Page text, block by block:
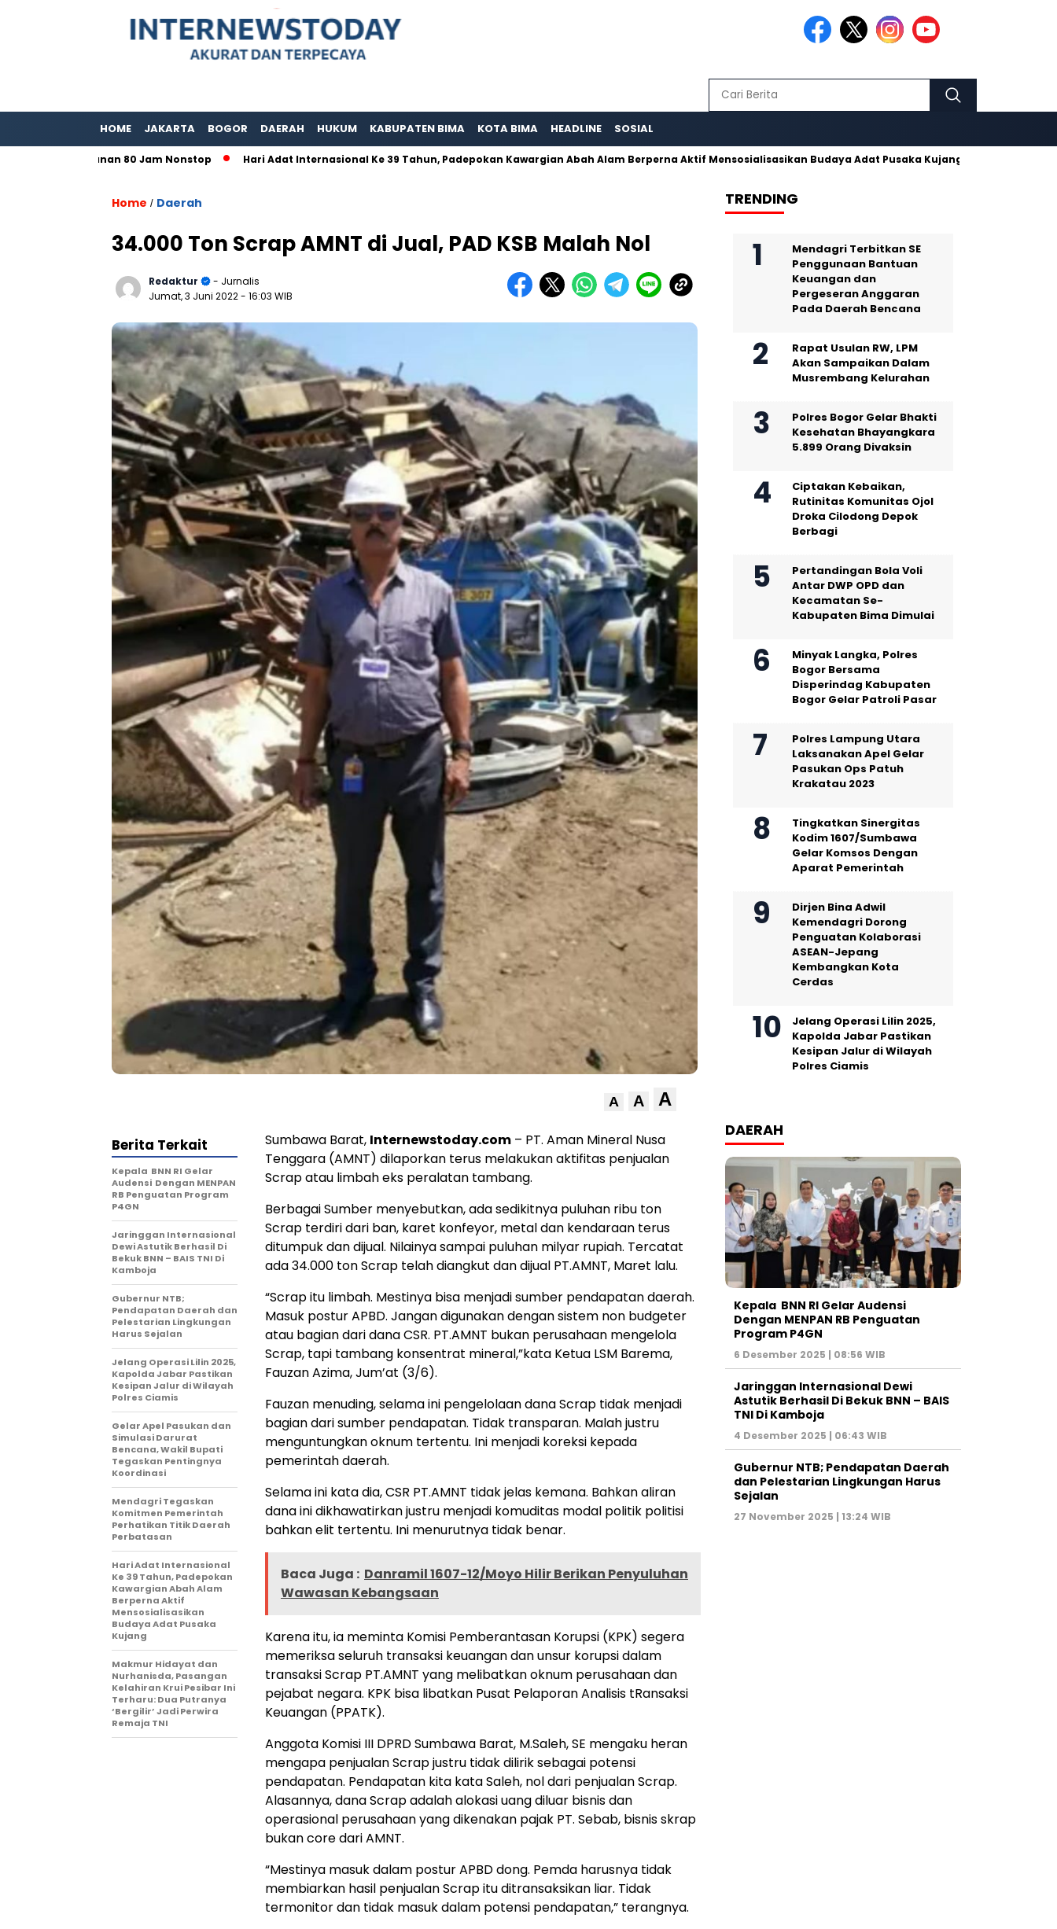
HOME JAKARTA BOGOR DAERAH HUKUM KABUPATEN BIMA KOTA BIMA HEADLINE SOSIAL
Layanan 80 Jam Nonstop Hari Adat Internasional Ke 39 Tahun, Padepokan Kawargian Abah Alam Berperna Aktif Mensosialisasikan Budaya Adat Pusaka Kujang Makmur Hidayat dan
Home / Daerah
34.000 Ton Scrap AMNT di Jual, PAD KSB Malah Nol
Redaktur
- Jurnalis
Jumat, 3 Juni 2022- 16:03 WIB
A A A
Sumbawa Barat, Internewstoday.com – PT. Aman Mineral Nusa
Tenggara (AMNT) dilaporkan terus melakukan aktifitas penjualan
Scrap atau limbah eks peralatan tambang.
Berbagai Sumber menyebutkan, ada sedikitnya puluhan ribu ton
Scrap terdiri dari ban, karet konfeyor, metal dan kendaraan terus
ditumpuk dan dijual. Nilainya sampai puluhan milyar rupiah. Tercatat
ada 34.000 ton Scrap telah diangkut dan dijual PT.AMNT, Maret lalu.
“Scrap itu limbah. Mestinya bisa menjadi sumber pendapatan daerah.
Masuk postur APBD. Jangan digunakan dengan sistem non budgeter
atau bagian dari dana CSR. PT.AMNT bukan perusahaan mengelola
Scrap, tapi tambang konsentrat mineral,”kata Ketua LSM Barema,
Fauzan Azima, Jum’at (3/6).
Fauzan menuding, selama ini pengelolaan dana Scrap tidak menjadi
bagian dari sumber pendapatan. Tidak transparan. Malah justru
menguntungkan oknum tertentu. Ini menjadi koreksi kepada
pemerintah daerah.
Selama ini kata dia, CSR PT.AMNT tidak jelas kemana. Bahkan aliran
dana ini dikhawatirkan justru menjadi komuditas modal politik politisi
bahkan elit tertentu. Ini menurutnya tidak benar.
Baca Juga : Danramil 1607-12/Moyo Hilir Berikan Penyuluhan
Wawasan Kebangsaan
Karena itu, ia meminta Komisi Pemberantasan Korupsi (KPK) segera
memeriksa seluruh transaksi keuangan dan unsur korupsi dalam
transaksi Scrap PT.AMNT yang melibatkan oknum perusahaan dan
pejabat negara. KPK bisa libatkan Pusat Pelaporan Analisis tRansaksi
Keuangan (PPATK).
Anggota Komisi III DPRD Sumbawa Barat, M.Saleh, SE mengaku heran
mengapa penjualan Scrap justru tidak dilirik sebagai potensi
pendapatan. Pendapatan kita kata Saleh, nol dari penjualan Scrap.
Alasannya, dana Scrap adalah alokasi uang diluar bisnis dan
operasional perusahaan yang dikenakan pajak PT. Sebab, bisnis skrap
bukan core dari AMNT.
“Mestinya masuk dalam postur APBD dong. Pemda harusnya tidak
membiarkan hasil penjualan Scrap itu ditransaksikan liar. Tidak
termonitor dan tidak masuk dalam potensi pendapatan,” terangnya.
Berita Terkait
Kepala BNN RI Gelar
Audensi Dengan MENPAN
RB Penguatan Program
P4GN
Jaringgan Internasional
Dewi Astutik Berhasil Di
Bekuk BNN – BAIS TNI Di
Kamboja
Gubernur NTB;
Pendapatan Daerah dan
Pelestarian Lingkungan
Harus Sejalan
Jelang Operasi Lilin 2025,
Kapolda Jabar Pastikan
Kesipan Jalur di Wilayah
Polres Ciamis
Gelar Apel Pasukan dan
Simulasi Darurat
Bencana, Wakil Bupati
Tegaskan Pentingnya
Koordinasi
Mendagri Tegaskan
Komitmen Pemerintah
Perhatikan Titik Daerah
Perbatasan
Hari Adat Internasional
Ke 39 Tahun, Padepokan
Kawargian Abah Alam
Berperna Aktif
Mensosialisasikan
Budaya Adat Pusaka
Kujang
Makmur Hidayat dan
Nurhanisda, Pasangan
Kelahiran Krui Pesibar Ini
Terharu: Dua Putranya
‘Bergilir’ Jadi Perwira
Remaja TNI
TRENDING
Mendagri Terbitkan SE
Penggunaan Bantuan
Keuangan dan
Pergeseran Anggaran
Pada Daerah Bencana
Rapat Usulan RW, LPM
Akan Sampaikan Dalam
Musrembang Kelurahan
Polres Bogor Gelar Bhakti
Kesehatan Bhayangkara
5.899 Orang Divaksin
Ciptakan Kebaikan,
Rutinitas Komunitas Ojol
Droka Cilodong Depok
Berbagi
Pertandingan Bola Voli
Antar DWP OPD dan
Kecamatan Se-
Kabupaten Bima Dimulai
Minyak Langka, Polres
Bogor Bersama
Disperindag Kabupaten
Bogor Gelar Patroli Pasar
Polres Lampung Utara
Laksanakan Apel Gelar
Pasukan Ops Patuh
Krakatau 2023
Tingkatkan Sinergitas
Kodim 1607/Sumbawa
Gelar Komsos Dengan
Aparat Pemerintah
Dirjen Bina Adwil
Kemendagri Dorong
Penguatan Kolaborasi
ASEAN-Jepang
Kembangkan Kota
Cerdas
Jelang Operasi Lilin 2025,
Kapolda Jabar Pastikan
Kesipan Jalur di Wilayah
Polres Ciamis
DAERAH
Kepala BNN RI Gelar Audensi
Dengan MENPAN RB Penguatan
Program P4GN
6 Desember 2025 | 08:56 WIB
Jaringgan Internasional Dewi
Astutik Berhasil Di Bekuk BNN – BAIS
TNI Di Kamboja
4 Desember 2025 | 06:43 WIB
Gubernur NTB; Pendapatan Daerah
dan Pelestarian Lingkungan Harus
Sejalan
27 November 2025 | 13:24 WIB